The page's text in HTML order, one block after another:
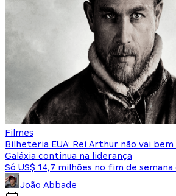
Filmes
Bilheteria EUA: Rei Arthur não vai bem
Galáxia continua na liderança
Só US$ 14,7 milhões no fim de
João Abbade